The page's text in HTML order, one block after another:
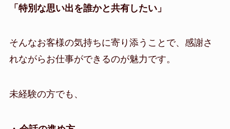
「特別な思い出を誰かと共有したい」
そんなお客様の気持ちに寄り添うことで、感謝さ
れながらお仕事ができるのが魅力です。
未経験の方でも、